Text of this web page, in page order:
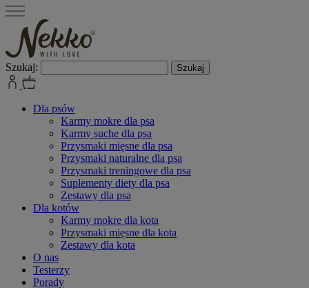
Szukaj:
Dla psów
Karmy mokre dla psa
Karmy suche dla psa
Przysmaki mięsne dla psa
Przysmaki naturalne dla psa
Przysmaki treningowe dla psa
Suplementy diety dla psa
Zestawy dla psa
Dla kotów
Karmy mokre dla kota
Przysmaki mięsne dla kota
Zestawy dla kota
O nas
Testerzy
Porady